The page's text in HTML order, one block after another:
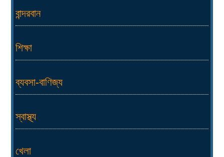
বান্দরবান
শিক্ষা
ব্যবসা-বাণিজ্য
স্বাস্থ্য
খেলা